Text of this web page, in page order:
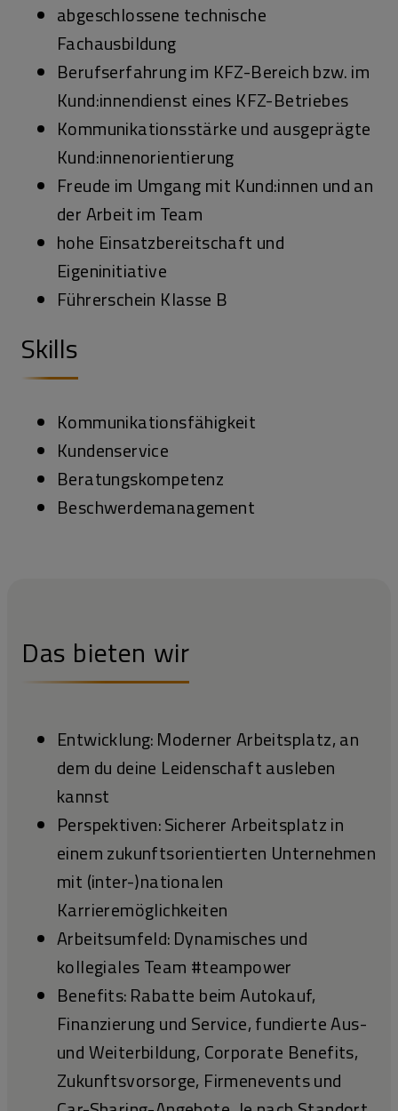
abgeschlossene technische
Fachausbildung
Berufserfahrung im KFZ-Bereich bzw. im
Kund:innendienst eines KFZ-Betriebes
Kommunikationsstärke und ausgeprägte
Kund:innenorientierung
Freude im Umgang mit Kund:innen und an
der Arbeit im Team
hohe Einsatzbereitschaft und
Eigeninitiative
Führerschein Klasse B
Skills
Kommunikationsfähigkeit
Kundenservice
Beratungskompetenz
Beschwerdemanagement
Das bieten wir
Entwicklung: Moderner Arbeitsplatz, an
dem du deine Leidenschaft ausleben
kannst
Perspektiven: Sicherer Arbeitsplatz in
einem zukunftsorientierten Unternehmen
mit (inter-)nationalen
Karrieremöglichkeiten
Arbeitsumfeld: Dynamisches und
kollegiales Team #teampower
Benefits: Rabatte beim Autokauf,
Finanzierung und Service, fundierte Aus-
und Weiterbildung, Corporate Benefits,
Zukunftsvorsorge, Firmenevents und